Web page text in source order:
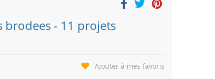
brodees - 11 projets
Ajouter à mes favoris